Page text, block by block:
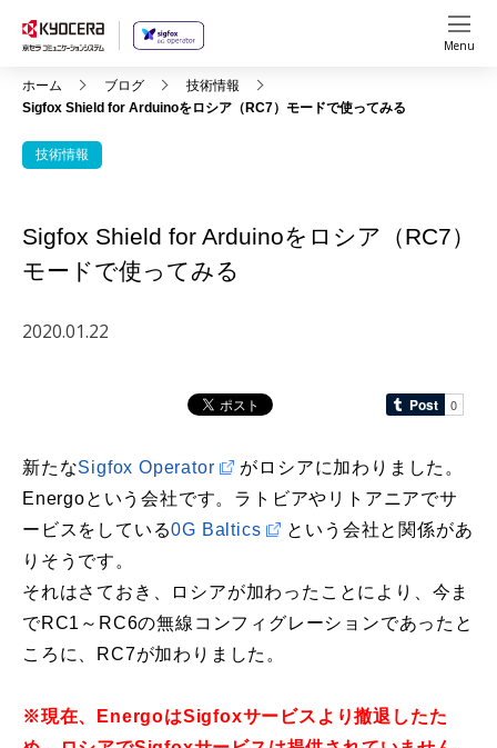
Menu
ホーム ブログ
技術情報
Sigfox Shield for Arduinoをロシア（RC7）モードで使ってみる
技術情報
Sigfox Shield for Arduinoをロシア（RC7）
モードで使ってみる
2020.01.22
新たなSigfox Operator
がロシアに加わりました。
Energoという会社です。ラトビアやリトアニアでサ
ービスをしている0G Baltics
という会社と関係があ
りそうです。
それはさておき、ロシアが加わったことにより、今ま
でRC1～RC6の無線コンフィグレーションであったと
ころに、RC7が加わりました。
※現在、EnergoはSigfoxサービスより撤退したた